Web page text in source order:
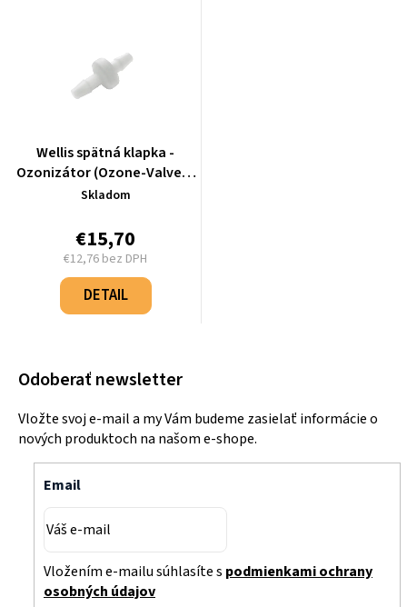
Wellis spätná klapka -
Ozonizátor (Ozone-Valve) -
ABE0526
Skladom
€15,70
€12,76 bez DPH
Jednotková
cena:
DETAIL
Odoberať newsletter
Vložte svoj e-mail a my Vám budeme zasielať informácie o
nových produktoch na našom e-shope.
Email
Vložením e-mailu súhlasíte s podmienkami ochrany
osobných údajov